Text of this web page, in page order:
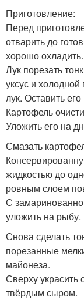
Приготовление:
Перед
отварить до
хорошо охладить.
Лук порезать
уксус и
лук. Оставить
Картофель
Уложить его на
Смазать
жидкостью до
ровным слоем
С
уложить на рыбу.
Снова сделать
порезанные
майонеза.
Сверху украсить
твёрдым сыром.